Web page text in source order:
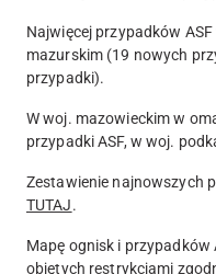
Najwięcej przypadków
mazurskim (19 nowych
przypadki).
W woj. mazowieckim w
przypadki ASF, w woj.
Zestawienie najnowszych
TUTAJ.
Mapę ognisk i
objętych restrykcjami